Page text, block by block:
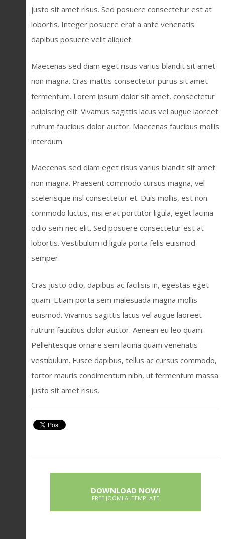
justo sit amet risus. Sed posuere consectetur est at
lobortis. Integer posuere erat a ante venenatis
dapibus posuere velit aliquet.
Maecenas sed diam eget risus varius blandit sit amet
non magna. Cras mattis consectetur purus sit amet
fermentum. Lorem ipsum dolor sit amet, consectetur
adipiscing elit. Vivamus sagittis lacus vel augue laoreet
rutrum faucibus dolor auctor. Maecenas faucibus mollis
interdum.
Maecenas sed diam eget risus varius blandit sit amet
non magna. Praesent commodo cursus magna, vel
scelerisque nisl consectetur et. Duis mollis, est non
commodo luctus, nisi erat porttitor ligula, eget lacinia
odio sem nec elit. Sed posuere consectetur est at
lobortis. Vestibulum id ligula porta felis euismod
semper.
Cras justo odio, dapibus ac facilisis in, egestas eget
quam. Etiam porta sem malesuada magna mollis
euismod. Vivamus sagittis lacus vel augue laoreet
rutrum faucibus dolor auctor. Aenean eu leo quam.
Pellentesque ornare sem lacinia quam venenatis
vestibulum. Fusce dapibus, tellus ac cursus commodo,
tortor mauris condimentum nibh, ut fermentum massa
justo sit amet risus.
DOWNLOAD NOW!
FREE JOOMLA! TEMPLATE